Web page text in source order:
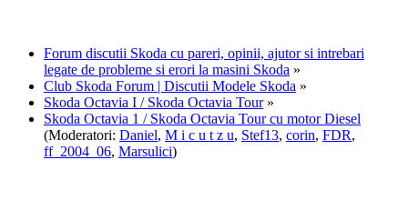
Forum discutii Skoda cu pareri, opinii, ajutor si intrebari
legate de probleme si erori la masini Skoda »
Club Skoda Forum | Discutii Modele Skoda »
Skoda Octavia I / Skoda Octavia Tour»
Skoda Octavia 1 / Skoda Octavia Tour cu motor Diesel
(Moderatori: Daniel, M i c u t z u, Stef13, corin, FDR,
ff_2004_06, Marsulici)